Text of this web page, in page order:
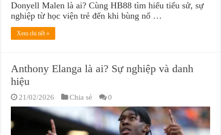
Donyell Malen là ai? Cùng HB88 tìm hiểu tiểu sử, sự
nghiệp từ học viện trẻ đến khi bùng nổ …
Xem chi tiết »
Anthony Elanga là ai? Sự nghiệp và danh
hiệu
21/02/2026 Chia sẻ 0